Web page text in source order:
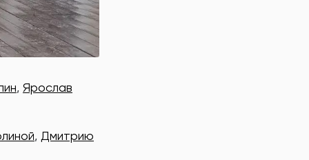
, Ярослав
, Дмитрию